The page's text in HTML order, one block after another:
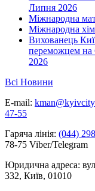
Липня 2026
Міжнародна
Міжнародна
Вихованець
переможцем на
2026
Всі Новини
E-mail:
47-55
Гаряча лінія: (044)
78-75 Viber/Telegram
Юридична адреса:
332, Київ, 01010